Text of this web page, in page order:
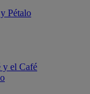
Pétalo
y el Café